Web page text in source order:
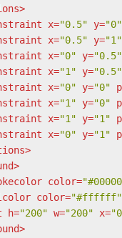
>
x="0.5" y="0"
x="0.5" y="1"
x="0" y="0.5"
x="1" y="0.5"
x="0" y="0"
x="1" y="0"
x="1" y="1"
x="0" y="1"
>
>
color=
color="#ffffff"
h="200" w="200" x=
>